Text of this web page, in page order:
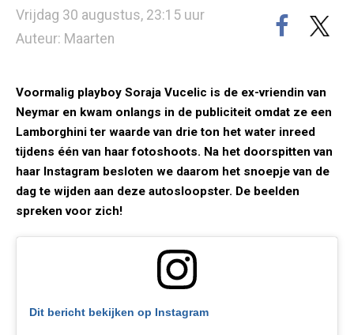
Vrijdag 30 augustus, 23:15 uur
Auteur: Maarten
Voormalig playboy Soraja Vucelic is de ex-vriendin van
Neymar en kwam onlangs in de publiciteit omdat ze een
Lamborghini ter waarde van drie ton het water inreed
tijdens één van haar fotoshoots. Na het doorspitten van
haar Instagram besloten we daarom het snoepje van de
dag te wijden aan deze autosloopster. De beelden
spreken voor zich!
Dit bericht bekijken op Instagram